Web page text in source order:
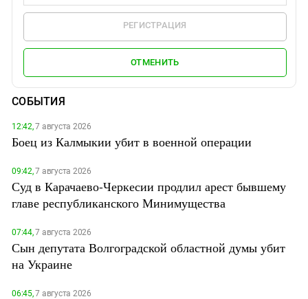
РЕГИСТРАЦИЯ
ОТМЕНИТЬ
СОБЫТИЯ
12:42,7 августа 2026
Боец из Калмыкии убит в военной операции
09:42,7 августа 2026
Суд в Карачаево-Черкесии продлил арест бывшему
главе республиканского Минимущества
07:44,7 августа 2026
Сын депутата Волгоградской областной думы убит
на Украине
06:45,7 августа 2026